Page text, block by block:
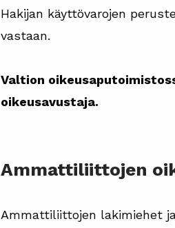
Hakijan käyttövarojen
vastaan.
Valtion
oikeusavustaja.
Ammattiliittojen
Ammattiliittojen lakimiehet